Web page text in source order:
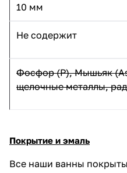
10 мм
Не содержит
Фосфор(P), Мышьяк
щелочные металлы,
Покрытие и эмаль
Все наши ванны